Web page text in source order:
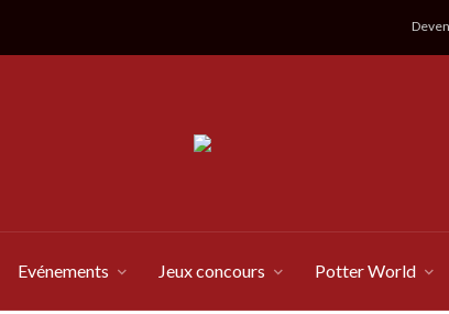
Evénements Jeux concours Potter World